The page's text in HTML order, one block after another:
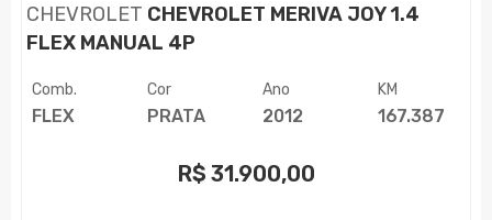
CHEVROLET CHEVROLET MERIVA JOY 1.4
FLEX MANUAL 4P
Comb.
FLEX
Cor
PRATA
Ano
2012
KM
167.387
R$ 31.900,00